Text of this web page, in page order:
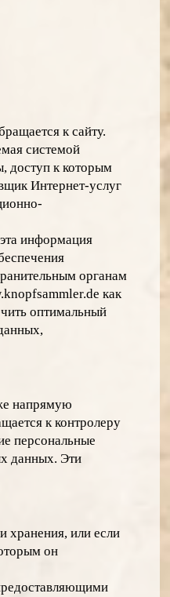
к сайту.
системой
доступ к которым
Интернет-услуг
информация
органам
как
оптимальный
напрямую
к контролеру
персональные
данных. Эти
хранения, или если
он